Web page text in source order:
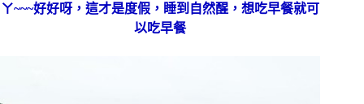
ㄚ~~~好好呀，這才是度假，睡到自然醒，想吃早餐就可
以吃早餐